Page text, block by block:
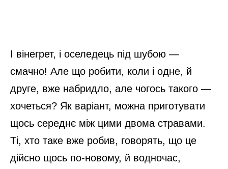
І вінегрет, і оселедець під шубою —
смачно! Але що робити, коли і одне, й
друге, вже набридло, але чогось такого —
хочеться? Як варіант, можна приготувати
щось середнє між цими двома стравами.
Ті, хто таке вже робив, говорять, що це
дійсно щось по-новому, й водночас,